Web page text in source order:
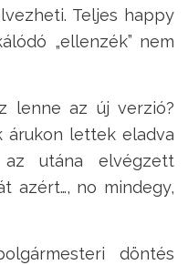
Teljes happy
„ellenzék” nem
lenne az új verzió?
árukon lettek eladva
utána elvégzett
azért…, no mindegy,
döntés